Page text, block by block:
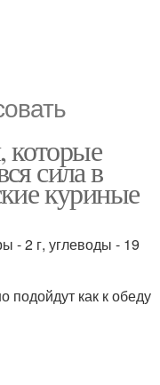
которые
сила в
куриные
- 2 г, углеводы - 19
подойдут как к обеду